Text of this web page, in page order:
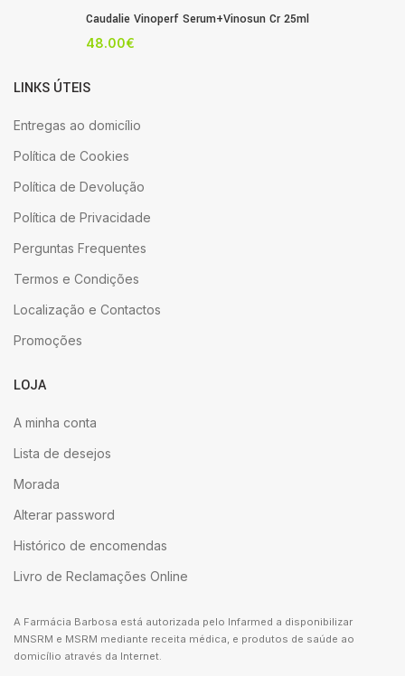
Caudalie Vinoperf Serum+Vinosun Cr 25ml
48.00€
LINKS ÚTEIS
Entregas ao domicílio
Política de Cookies
Política de Devolução
Política de Privacidade
Perguntas Frequentes
Termos e Condições
Localização e Contactos
Promoções
LOJA
A minha conta
Lista de desejos
Morada
Alterar password
Histórico de encomendas
Livro de Reclamações Online
A Farmácia Barbosa está autorizada pelo Infarmed a disponibilizar
MNSRM e MSRM mediante receita médica, e produtos de saúde ao
domicílio através da Internet.